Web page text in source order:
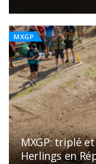
MXGP
MXGP: triplé
Herlings en